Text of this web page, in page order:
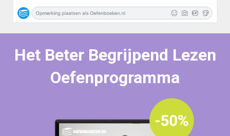
Het Beter Begrijpend Lezen
Oefenprogramma